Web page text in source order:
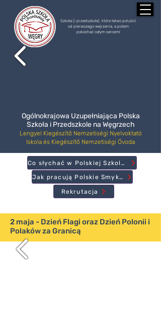
Szkoła (i przedszkole), które łatwo polubić
od pierwszego wejrzenia, a potem
pokochać całym sercem!
Ogólnokrajowa Uzupełniająca Polska
Szkoła i Przedszkole na Węgrzech
Lengyel Kiegészítő Nemzetiségi Nyelvoktató
Iskola és Kiegészítő Nemzetiségi Óvoda
Rekrutacja
Jak pracują Polskie Smyki?
Co słychać w Polskiej Szkole?
2 maja - Dzień Flagi oraz Dzień Polonii i
Polaków za Granicą